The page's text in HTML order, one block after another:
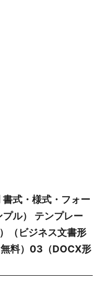
式・様式・フォー
ル） テンプレー
（ビジネス文書形
料）03（DOCX形